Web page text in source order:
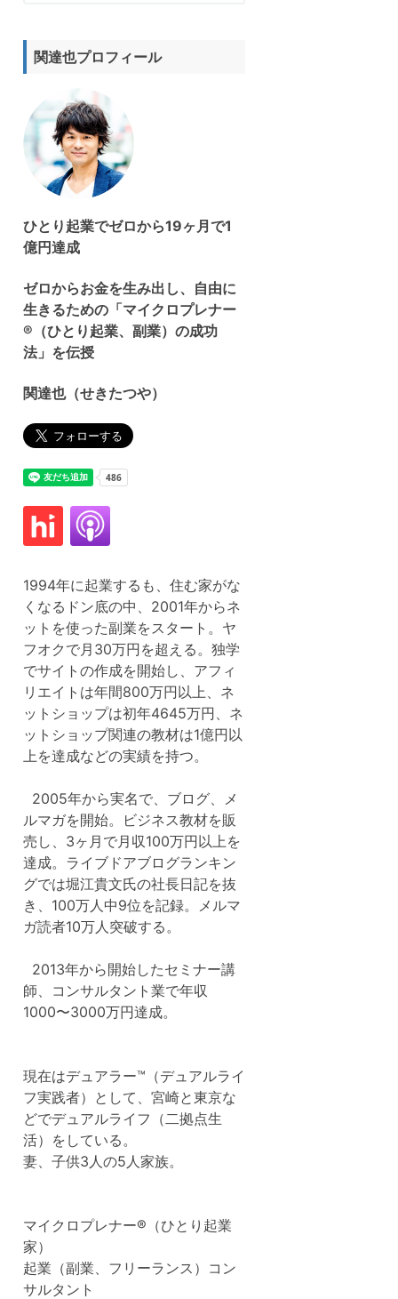
ト
を
索
す
る
関達也プロフィール
ひとり起業でゼロから19ヶ月で1
億円達成
ゼロからお金を生み出し、自由に
生きるための「マイクロプレナー
®（ひとり起業、副業）の成功
法」を伝授
関達也（せきたつや）
1994年に起業するも、住む家がな
くなるドン底の中、2001年からネ
ットを使った副業をスタート。ヤ
フオクで月30万円を超える。独学
でサイトの作成を開始し、アフィ
リエイトは年間800万円以上、ネ
ットショップは初年4645万円、ネ
ットショップ関連の教材は1億円以
上を達成などの実績を持つ。
2005年から実名で、ブログ、メ
ルマガを開始。ビジネス教材を販
売し、3ヶ月で月収100万円以上を
達成。ライブドアブログランキン
グでは堀江貴文氏の社長日記を抜
き、100万人中9位を記録。メルマ
ガ読者10万人突破する。
2013年から開始したセミナー講
師、コンサルタント業で年収
1000〜3000万円達成。
現在はデュアラー™（デュアルライ
フ実践者）として、宮崎と東京な
どでデュアルライフ（二拠点生
活）をしている。
妻、子供3人の5人家族。
マイクロプレナー®（ひとり起業
家）
起業（副業、フリーランス）コン
サルタント